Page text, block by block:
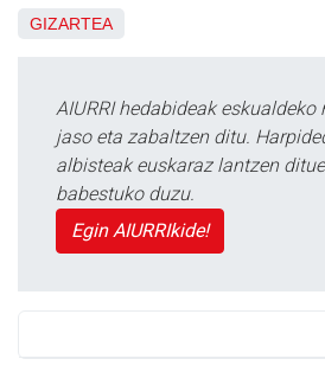
GIZARTEA
AIURRI hedabideak
jaso eta zabaltzen ditu.
albisteak euskaraz lantzen
babestuko duzu.
Egin AIURRIkide!